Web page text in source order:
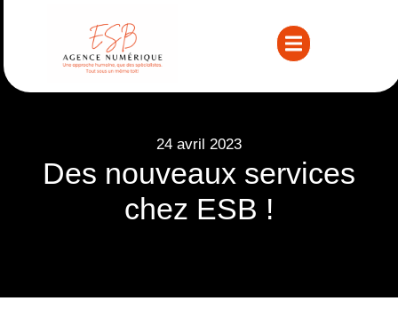
24 avril 2023
Des nouveaux services
chez ESB !